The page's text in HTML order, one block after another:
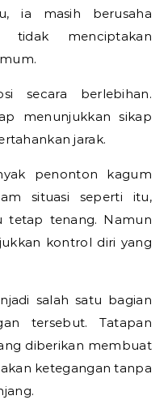
ia masih berusaha
tidak menciptakan
secara berlebihan.
menunjukkan sikap
jarak.
penonton kagum
situasi seperti itu,
tetap tenang. Namun
kontrol diri yang
salah satu bagian
tersebut. Tatapan
diberikan membuat
ketegangan tanpa